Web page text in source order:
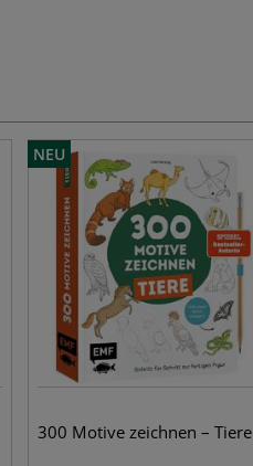
NEU
300 Motive zeichnen – Tiere